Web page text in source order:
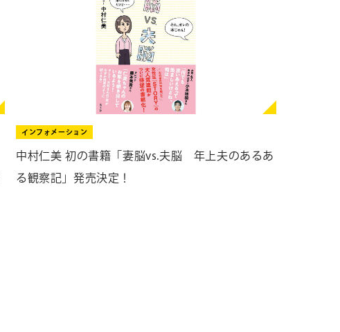
インフォメーション
中村仁美 初の書籍「妻脳vs.夫脳 年上夫のあるあ
る観察記」発売決定！